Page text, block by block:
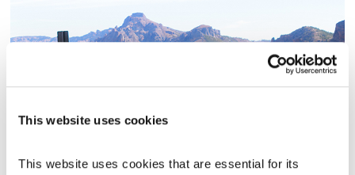
This website uses cookies
This website uses cookies that are essential for its
מ"קוד סגור" ל"קוד פתוח" – 10 צעדים שיסייעו לנו בבניית מיינדסט של צמיחה